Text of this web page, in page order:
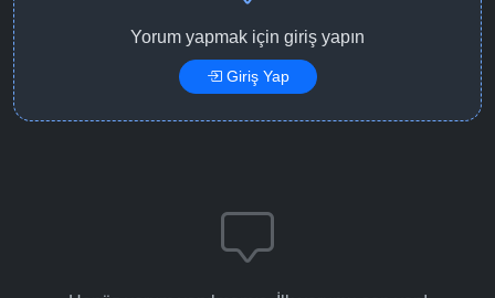
Yorum yapmak için giriş yapın
Giriş Yap